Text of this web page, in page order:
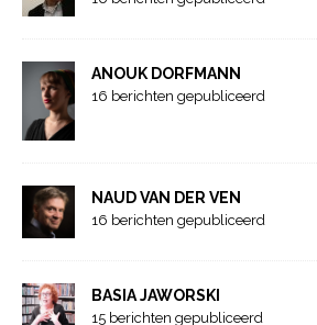
ANOUK DORFMANN
16 berichten gepubliceerd
NAUD VAN DER VEN
16 berichten gepubliceerd
BASIA JAWORSKI
15 berichten gepubliceerd